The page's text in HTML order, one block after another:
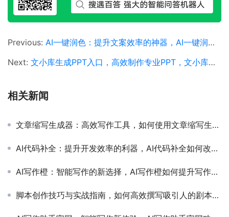
Previous: AI一键润色：提升文案效率的神器，AI一键润色工具如何提升文章质量与写作效率
Next: 文小库生成PPT入口，高效制作专业PPT，文小库生成PPT入口如何使用及优势解析
相关新闻
文章缩写生成器：高效写作工具，如何使用文章缩写生成器提升写作效率
AI代码补全：提升开发效率的利器，AI代码补全如何改变现代软件开发
AI写作橙：智能写作的新选择，AI写作橙如何提升写作效率和质量
脚本创作技巧与实战指南，如何高效撰写吸引人的剧本内容